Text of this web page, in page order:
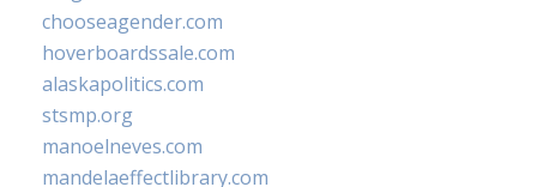
chooseagender.com
hoverboardssale.com
alaskapolitics.com
stsmp.org
manoelneves.com
mandelaeffectlibrary.com